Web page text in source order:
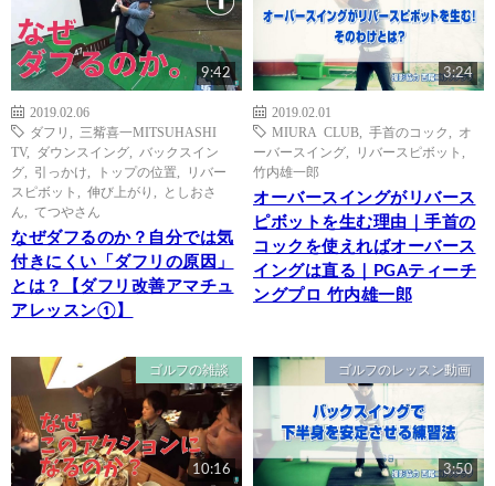
9:42
2019.02.06
ダフリ
三觜喜一MITSUHASHI
TV, ダウンスイング
バックスイン
グ
引っかけ トップの位置
リバー
スピボット
伸び上がり
としおさ
ん
てつやさん
なぜダフるのか？自分では気
付きにくい「ダフリの原因」
とは？【ダフリ改善アマチュ
アレッスン①】
3:24
2019.02.01
MIURA CLUB
手首のコック
オ
ーバースイング
リバースピボット
竹内雄一郎
オーバースイングがリバース
ピボットを生む理由｜手首の
コックを使えればオーバース
イングは直る｜PGAティーチ
ングプロ 竹内雄一郎
ゴルフの雑談
10:16
ゴルフのレッスン動画
3:50